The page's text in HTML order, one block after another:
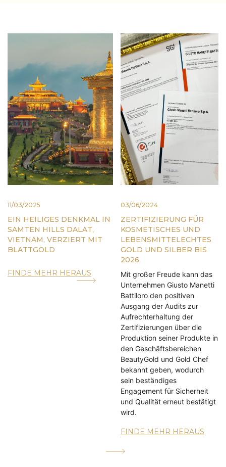
11/03/2025
EIN HEILIGES DENKMAL IN
SAMTEN HILLS DALAT,
VIETNAM, VERZIERT MIT
BLATTGOLD
FINDE MEHR HERAUS
03/06/2024
ZERTIFIZIERUNG FÜR
KOSMETISCHES UND
LEBENSMITTELECHTES
GOLD UND SILBER BIS
2026
Mit großer Freude kann das
Unternehmen Giusto Manetti
Battiloro den positiven
Ausgang der Audits zur
Aufrechterhaltung der
Zertifizierungen über die
Produktion seiner Produkte in
den Geschäftsbereichen
BeautyGold und Gold Chef
bekannt geben, wodurch
sein beständiges
Engagement für Sicherheit
und Qualität erneut bestätigt
wird.
FINDE MEHR HERAUS